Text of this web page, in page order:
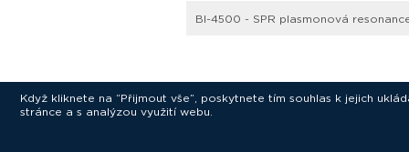
BI-4500 - SPR plasmonová
Když kliknete na “Přijmout vše”, poskytnete tím souhlas k jejich
stránce a s analýzou využití webu.